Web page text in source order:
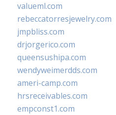
valueml.com
rebeccatorresjewelry.com
jmpbliss.com
drjorgerico.com
queensushipa.com
wendyweimerdds.com
ameri-camp.com
hrsreceivables.com
empconst1.com